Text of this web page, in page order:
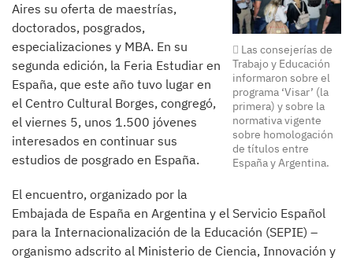
Las consejerías de
Trabajo y Educación
informaron sobre el
programa ‘Visar’ (la
primera) y sobre la
normativa vigente
sobre homologación
de títulos entre
España y Argentina.
Aires su oferta de maestrías,
doctorados, posgrados,
especializaciones y MBA. En su
segunda edición, la Feria Estudiar en
España, que este año tuvo lugar en
el Centro Cultural Borges, congregó,
el viernes 5, unos 1.500 jóvenes
interesados en continuar sus
estudios de posgrado en España.
El encuentro, organizado por la
Embajada de España en Argentina y el Servicio Español
para la Internacionalización de la Educación (SEPIE) –
organismo adscrito al Ministerio de Ciencia, Innovación y